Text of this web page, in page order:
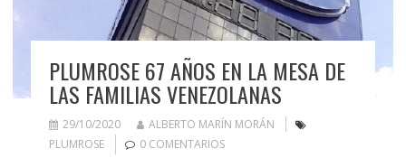
PLUMROSE 67 AÑOS EN LA MESA DE
LAS FAMILIAS VENEZOLANAS
29/10/2020
ALBERTO MARÍN MORÁN
PLUMROSE
0 COMENTARIOS